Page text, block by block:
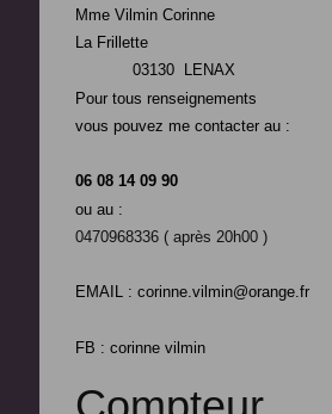
Mme Vilmin Corinne
La Frillette
03130 LENAX
Pour tous renseignements
vous pouvez me contacter au :
06 08 14 09 90
ou au :
0470968336 ( après 20h00 )
EMAIL : corinne.vilmin@orange.fr
FB : corinne vilmin